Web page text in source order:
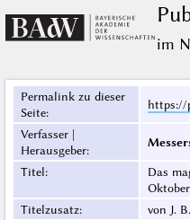
im
Permalink zu dieser
Seite:
https://
Verfasser |
Herausgeber:
Titel:
Das
Titelzusatz:
von J.